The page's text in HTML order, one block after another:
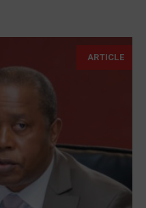
ARTICLE